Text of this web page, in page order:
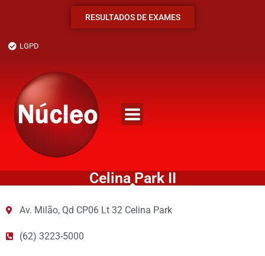
RESULTADOS DE EXAMES
LGPD
Celina Park II
Av. Milão, Qd CP06 Lt 32 Celina Park
(62) 3223-5000